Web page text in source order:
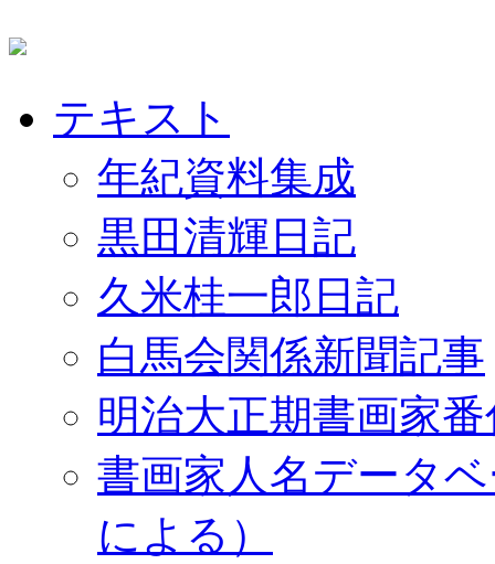
テキスト
年紀資料集成
黒田清輝日記
久米桂一郎日記
白馬会関係新聞記事
明治大正期書画家
書画家人名データ
による）